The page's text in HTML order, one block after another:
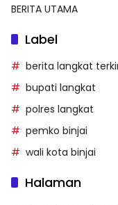
BERITA UTAMA
Label
berita langkat
bupati langkat
polres langkat
pemko binjai
wali kota binjai
Halaman